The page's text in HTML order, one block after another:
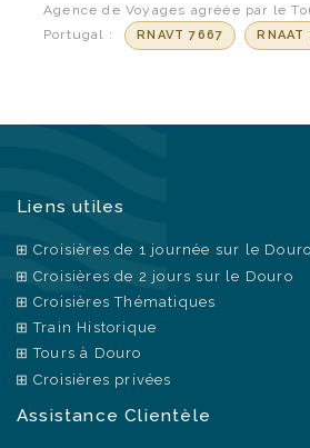
Agence de Voyages agréée par le
Portugal :
RNAVT 7667
Liens utiles
Croisières de 1 journée sur le Douro
Croisières de 2 jours sur le Douro
Croisières Thématiques
Train Historique
Tours à Douro
Croisières privées
Assistance Clientèle